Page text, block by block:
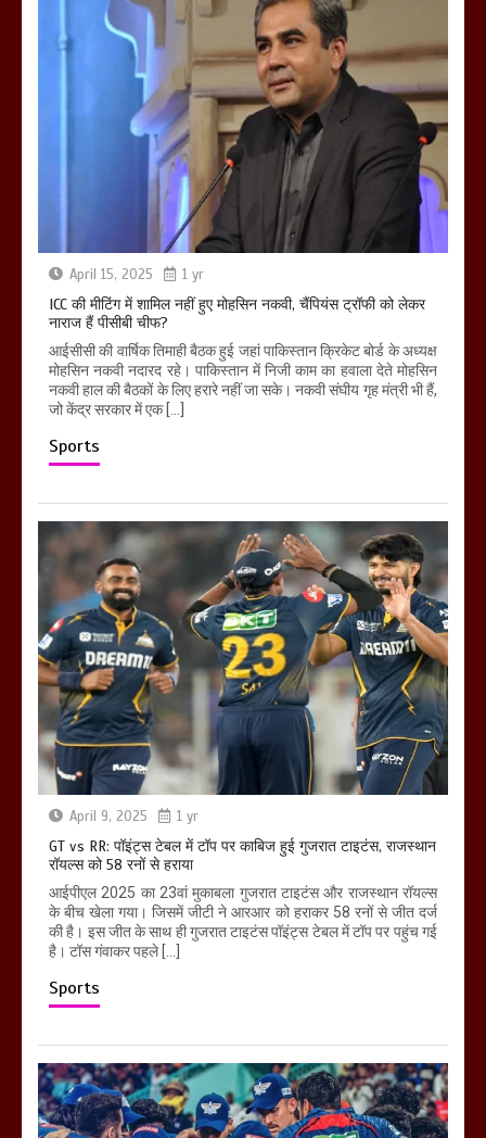
April 15, 2025 1 yr
ICC की मीटिंग में शामिल नहीं हुए मोहसिन नकवी, चैंपियंस ट्रॉफी को लेकर
नाराज हैं पीसीबी चीफ?
आईसीसी की वार्षिक तिमाही बैठक हुई जहां पाकिस्तान क्रिकेट बोर्ड के अध्यक्ष
मोहसिन नकवी नदारद रहे। पाकिस्तान में निजी काम का हवाला देते मोहसिन
नकवी हाल की बैठकों के लिए हरारे नहीं जा सके। नकवी संघीय गृह मंत्री भी हैं,
जो केंद्र सरकार में एक […]
Sports
April 9, 2025 1 yr
GT vs RR: पॉइंट्स टेबल में टॉप पर काबिज हुई गुजरात टाइटंस, राजस्थान
रॉयल्स को 58 रनों से हराया
आईपीएल 2025 का 23वां मुकाबला गुजरात टाइटंस और राजस्थान रॉयल्स
के बीच खेला गया। जिसमें जीटी ने आरआर को हराकर 58 रनों से जीत दर्ज
की है। इस जीत के साथ ही गुजरात टाइटंस पॉइंट्स टेबल में टॉप पर पहुंच गई
है। टॉस गंवाकर पहले […]
Sports